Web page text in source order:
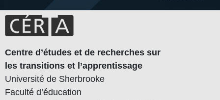
Centre d’études et de recherches sur
les transitions et l’apprentissage
Université de Sherbrooke
Faculté d’éducation